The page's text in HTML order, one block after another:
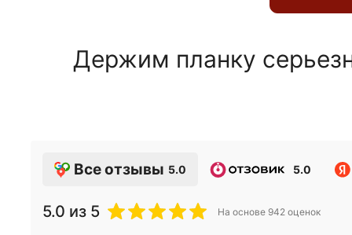
Держим планку
Все отзывы 5.0 5.0
5.0 из 5 На основе 942 оценок